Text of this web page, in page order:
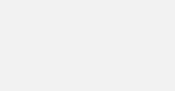
безопасности удобно и
безопасности и